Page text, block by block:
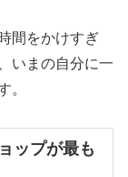
間をかけすぎ
いまの自分に一
。
ップが最も